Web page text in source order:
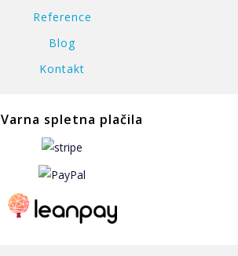
Reference
Blog
Kontakt
Varna spletna plačila